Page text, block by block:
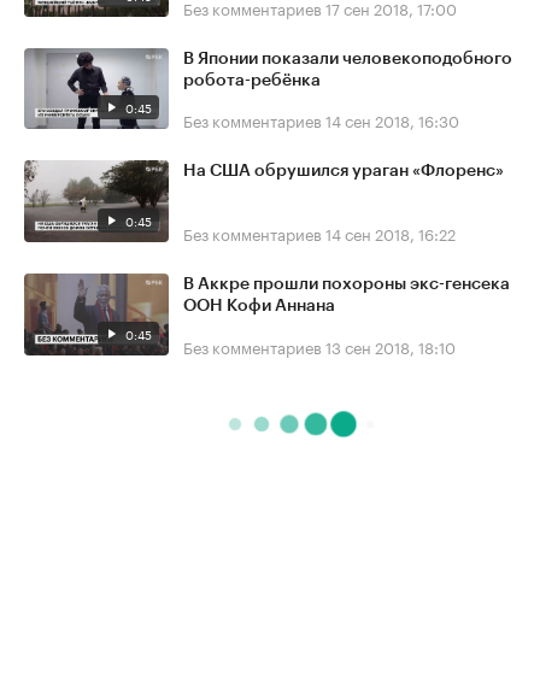
Без комментариев 17 сен 2018, 17:00
0:45
В Японии показали человекоподобного
робота-ребёнка
Без комментариев 14 сен 2018, 16:30
0:45
На США обрушился ураган «Флоренс»
Без комментариев 14 сен 2018, 16:22
0:45
В Аккре прошли похороны экс-генсека
ООН Кофи Аннана
Без комментариев 13 сен 2018, 18:10